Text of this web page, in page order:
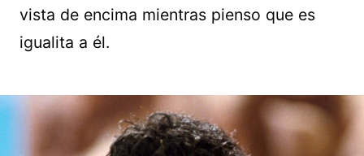
vista de encima mientras pienso que es
igualita a él.